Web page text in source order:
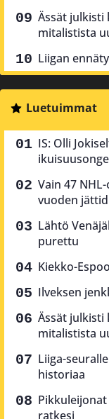
Ässät julkisti
mitalistista
Liigan
Luetuimmat
IS: Olli
Vain 47
vuoden
Lähtö
purettu
Kiekko-
Ilveksen
Ässät julkisti
mitalistista
Liiga-
historiaa
ratkesi